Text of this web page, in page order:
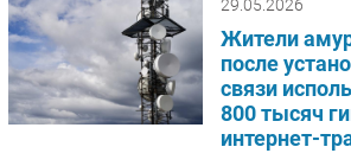
Торговые сети
Оборудование
ПО
Outsourcing
29.05.2026
Жители
после
связи
800 тысяч
интернет-